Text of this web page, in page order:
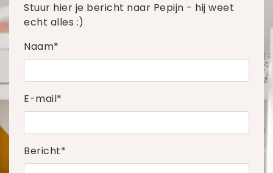
Stuur hier je bericht naar Pepijn - hij weet
echt alles :)
Naam*
E-mail*
Bericht*